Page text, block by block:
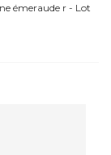
émeraude r - Lot